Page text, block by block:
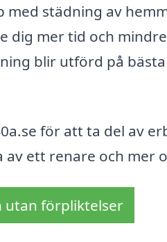
med städning av
dig mer tid och
blir utförd på
för att ta del av
av ett renare och mer
utan förpliktelser